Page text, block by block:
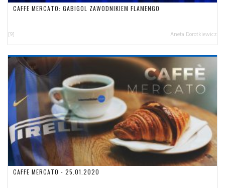
CAFFE MERCATO: GABIGOL ZAWODNIKIEM FLAMENGO
[9] Aneta Dorotkiewicz
CAFFE MERCATO - 25.01.2020